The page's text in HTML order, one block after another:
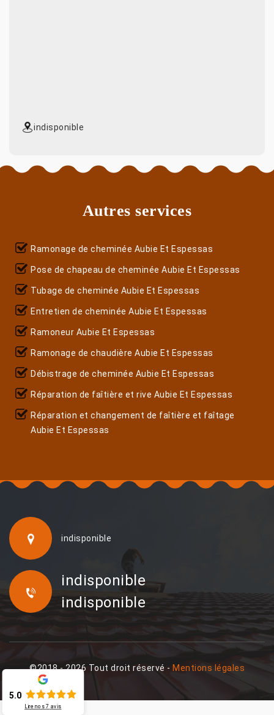
indisponible
Autres services
Ramonage de cheminée Aubie Et Espessas
Pose de chapeau de cheminée Aubie Et Espessas
Tubage de cheminée Aubie Et Espessas
Entretien de cheminée Aubie Et Espessas
Ramoneur Aubie Et Espessas
Ramonage de chaudière Aubie Et Espessas
Débistrage de cheminée Aubie Et Espessas
Réparation de faîtière et rive Aubie Et Espessas
Réparation et changement de faîtière et faîtage
Aubie Et Espessas
indisponible
indisponible
indisponible
©2018 - 2026 Tout droit réservé - Mentions légales
5.0
Lire nos 7 avis